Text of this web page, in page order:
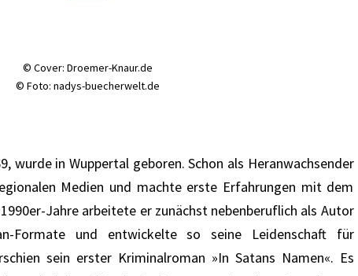
REZENSION
© Cover: Droemer-Knaur.de
© Foto: nadys-buecherwelt.de
wurde in Wuppertal geboren. Schon als Heranwachsender
Medien und machte erste Erfahrungen mit dem
Jahre arbeitete er zunächst nebenberuflich als Autor
Formate und entwickelte so seine Leidenschaft für
sein erster Kriminalroman »In Satans Namen«. Es